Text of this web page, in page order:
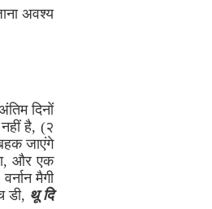
अवश्य
दिनों
है, (२
जाएंगे
और एक
मैगी
डी, थू दि